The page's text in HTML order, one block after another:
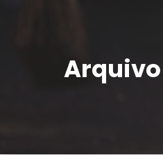
Arquivo